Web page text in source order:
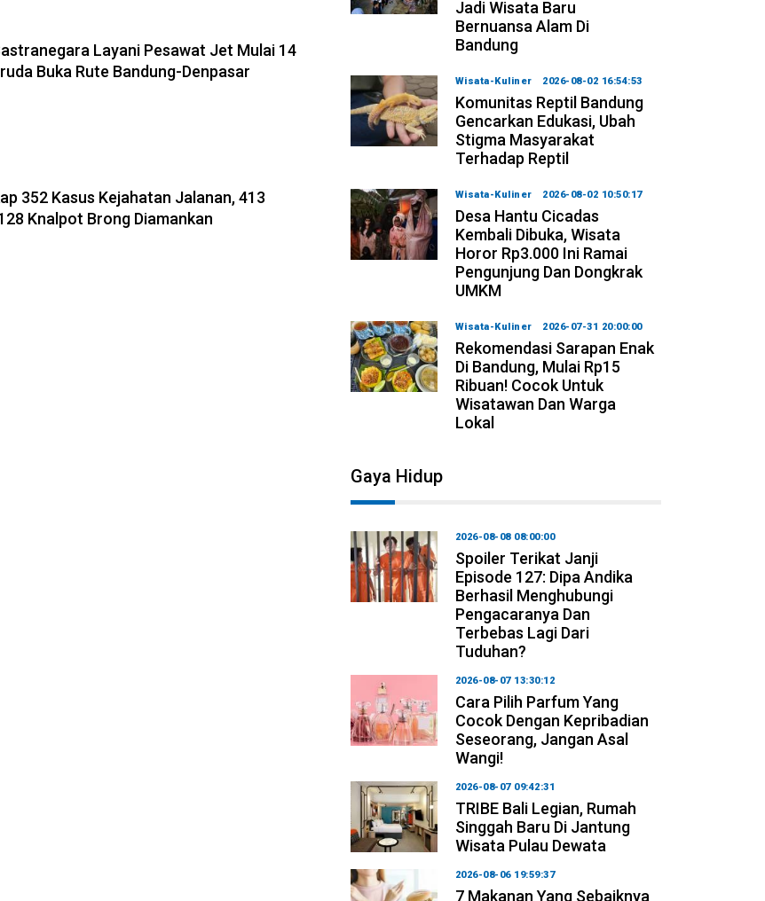
Layani Pesawat Jet Mulai 14
Buka Rute Bandung-Denpasar
352 Kasus Kejahatan Jalanan, 413
Knalpot Brong Diamankan
Jadi Wisata Baru
Bernuansa Alam Di
Bandung
Wisata-Kuliner 2026-08-02 16:54:53
Komunitas Reptil Bandung
Gencarkan Edukasi, Ubah
Stigma Masyarakat
Terhadap Reptil
Wisata-Kuliner 2026-08-02 10:50:17
Desa Hantu Cicadas
Kembali Dibuka, Wisata
Horor Rp3.000 Ini Ramai
Pengunjung Dan Dongkrak
UMKM
Wisata-Kuliner 2026-07-31 20:00:00
Rekomendasi Sarapan Enak
Di Bandung, Mulai Rp15
Ribuan! Cocok Untuk
Wisatawan Dan Warga
Lokal
Gaya Hidup
2026-08-08 08:00:00
Spoiler Terikat Janji
Episode 127: Dipa Andika
Berhasil Menghubungi
Pengacaranya Dan
Terbebas Lagi Dari
Tuduhan?
2026-08-07 13:30:12
Cara Pilih Parfum Yang
Cocok Dengan Kepribadian
Seseorang, Jangan Asal
Wangi!
2026-08-07 09:42:31
TRIBE Bali Legian, Rumah
Singgah Baru Di Jantung
Wisata Pulau Dewata
2026-08-06 19:59:37
7 Makanan Yang Sebaiknya